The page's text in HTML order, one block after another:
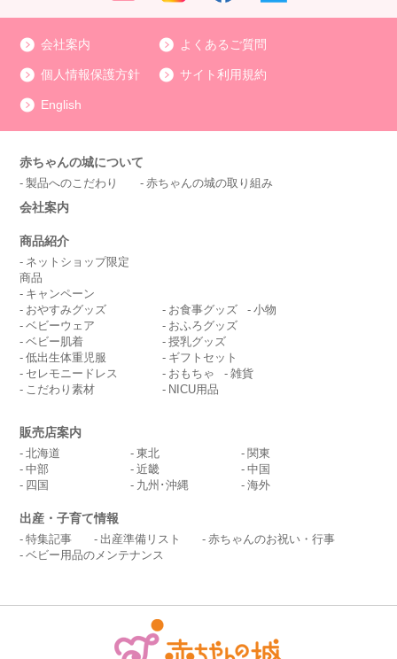
会社案内 よくあるご質問
個人情報保護方針 サイト利用規約
English
赤ちゃんの城について
製品へのこだわり 赤ちゃんの城の取り組み
会社案内
商品紹介
ネットショップ限定
商品
キャンペーン
おやすみグッズ
ベビーウェア
ベビー肌着
低出生体重児服
セレモニードレス
こだわり素材
お食事グッズ
小物
おふろグッズ
授乳グッズ
ギフトセット
おもちゃ
雑貨
NICU用品
販売店案内
北海道 東北
関東
中部
近畿
中国
四国
九州･沖縄 海外
出産・子育て情報
特集記事 出産準備リスト
赤ちゃんのお祝い・行事
ベビー用品のメンテナンス